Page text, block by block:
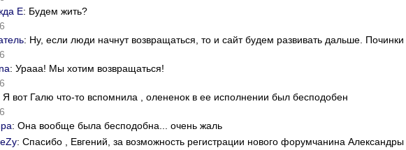
Е: Будем жить?
: Ну, если люди начнут возвращаться, то и сайт будем развивать дальше.
: Урааа! Мы хотим возвращаться!
Я вот Галю что-то вспомнила , олененок в ее исполнении был бесподобен
: Она вообще была бесподобна... очень жаль
: Спасибо , Евгений, за возможность регистрации нового форумчанина Александры